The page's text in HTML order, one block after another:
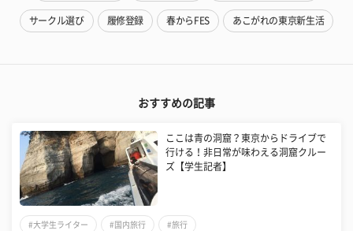
サークル選び 履修登録 春からFES あこがれの東京新生活
おすすめの記事
ここは青の洞窟？東京からドライブで
行ける！非日常が味わえる洞窟クルー
ズ【学生記者】
#大学生ライター #国内旅行 #旅行